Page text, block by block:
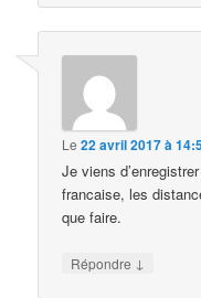
Le22 avril 2017 à
Je viens
francaise, les
que faire.
Répondre ↓